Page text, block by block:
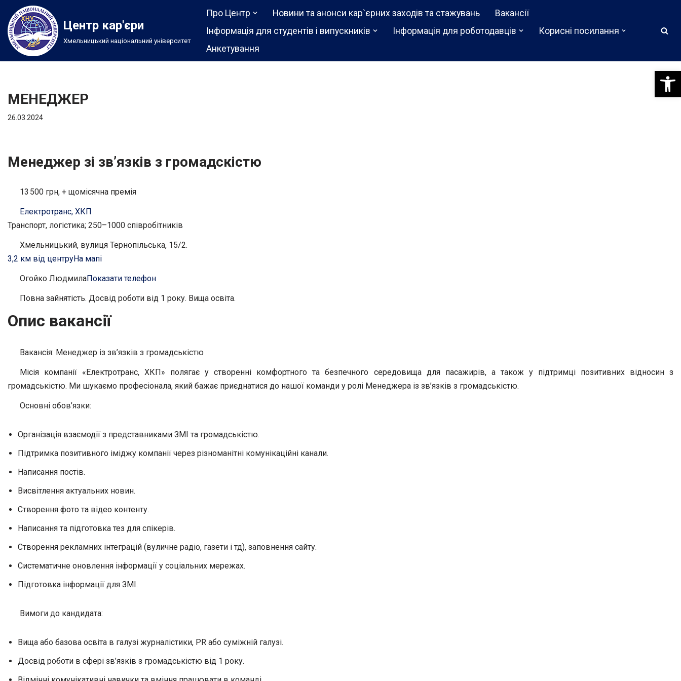
Перейти
до
вмісту
Центр кар'єри
Хмельницький національний університет
Про Центр Новини та анонси кар`єрних заходів та стажувань
Вакансії
Інформація для студентів і випускників
Інформація для роботодавців
Корисні посилання
Анкетування
МЕНЕДЖЕР
26.03.2024
Менеджер зі зв’язків з громадскістю
13 500 грн, + щомісячна премія
Електротранс, ХКП
Транспорт, логістика; 250–1000 співробітників
Хмельницький, вулиця Тернопільська, 15/2.
3,2 км від центруНа мапі
Огойко ЛюдмилаПоказати телефон
Повна зайнятість. Досвід роботи від 1 року. Вища освіта.
Опис вакансії
Вакансія: Менеджер із зв’язків з громадськістю
Місія компанії «Електротранс, ХКП» полягає у створенні комфортного та безпечного середовища для пасажирів, а також у підтримці позитивних відносин з
громадськістю. Ми шукаємо професіонала, який бажає приєднатися до нашої команди у ролі Менеджера із зв’язків з громадськістю.
Основні обов’язки:
Організація взаємодії з представниками ЗМІ та громадськістю.
Підтримка позитивного іміджу компанії через різноманітні комунікаційні канали.
Написання постів.
Висвітлення актуальних новин.
Створення фото та відео контенту.
Написання та підготовка тез для спікерів.
Створення рекламних інтеграцій (вуличне радіо, газети і тд), заповнення сайту.
Систематичне оновлення інформації у соціальних мережах.
Підготовка інформації для ЗМІ.
Вимоги до кандидата:
Вища або базова освіта в галузі журналістики, PR або суміжній галузі.
Досвід роботи в сфері зв’язків з громадськістю від 1 року.